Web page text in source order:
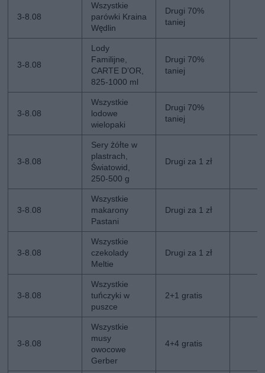
3-8.08
Wszystkie
parówki Kraina
Wędlin
Drugi 70%
taniej
3-8.08
Lody
Familijne,
CARTE D’OR,
825-1000 ml
Drugi 70%
taniej
3-8.08
Wszystkie
lodowe
wielopaki
Drugi 70%
taniej
3-8.08
Sery żółte w
plastrach,
Światowid,
250-500 g
Drugi za 1 zł
3-8.08
Wszystkie
makarony
Pastani
Drugi za 1 zł
3-8.08
Wszystkie
czekolady
Meltie
Drugi za 1 zł
3-8.08
Wszystkie
tuńczyki w
puszce
2+1 gratis
3-8.08
Wszystkie
musy
owocowe
Gerber
4+4 gratis